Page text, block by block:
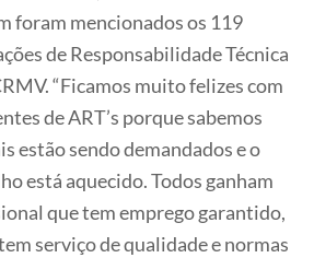
foram mencionados os 119
de Responsabilidade Técnica
“Ficamos muito felizes com
de ART’s porque sabemos
estão sendo demandados e o
está aquecido. Todos ganham
que tem emprego garantido,
serviço de qualidade e normas